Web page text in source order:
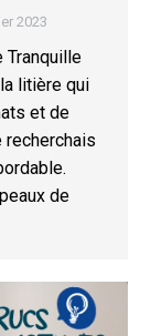
2023
Tranquille
litière qui
et de
recherchais
de